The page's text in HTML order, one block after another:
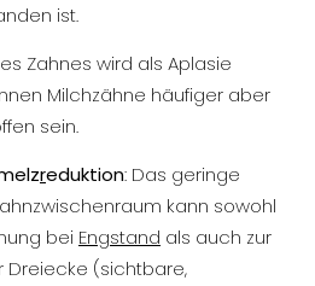
ist.
Zahnes wird als Aplasie
Milchzähne häufiger aber
sein.
reduktion: Das geringe
kann sowohl
bei Engstand als auch zur
Dreiecke (sichtbare,